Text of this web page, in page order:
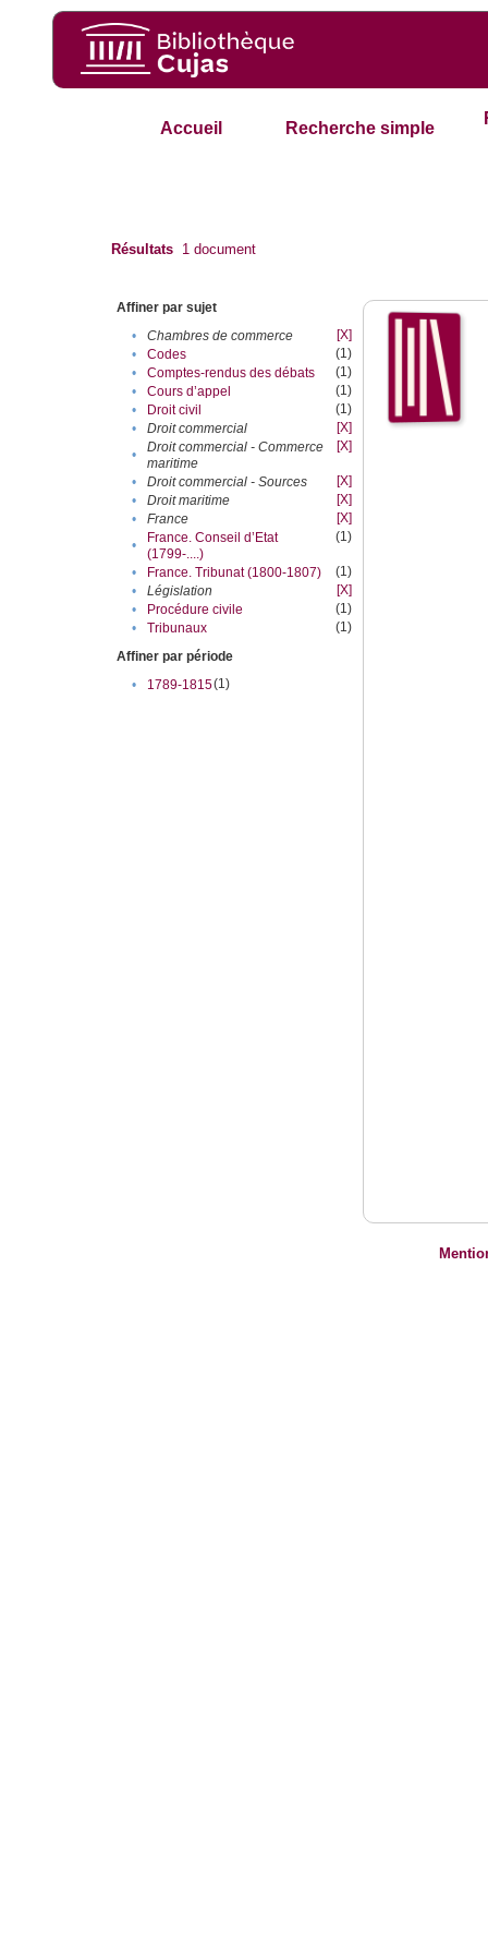
Accueil Recherche simple
Résultats 1 document
Affiner par sujet
•
Chambres de commerce
[X]
•
Codes
(1)
•
Comptes-rendus des débats
(1)
•
Cours d’appel
(1)
•
Droit civil
(1)
•
Droit commercial
[X]
•
Droit commercial - Commerce
maritime
[X]
• Droit commercial - Sources
[X]
•
Droit maritime
[X]
•
France
[X]
•
France. Conseil d’Etat
(1799-....)
(1)
• France. Tribunat (1800-1807)
(1)
•
Législation
[X]
•
Procédure civile
(1)
•
Tribunaux
(1)
Affiner par période
•
1789-1815(1)